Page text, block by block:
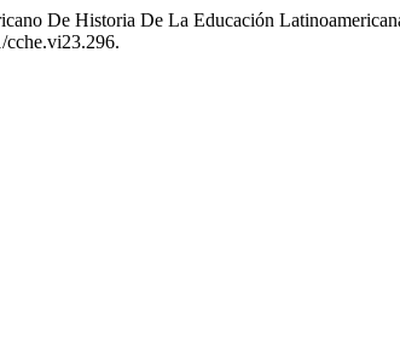
De Historia De La Educación
cche.vi23.296.